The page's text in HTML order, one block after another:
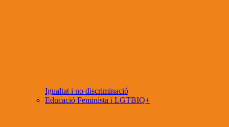
Igualtat i no discriminació
Educació Feminista i LGTBIQ+